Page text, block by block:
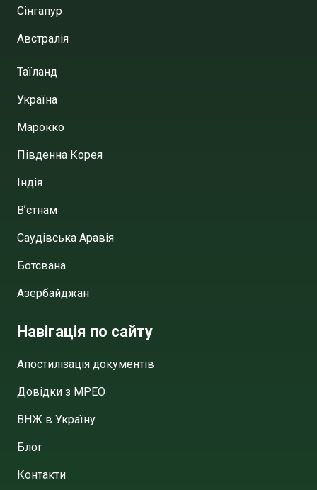
Сінгапур
Австралія
Таїланд
Україна
Марокко
Південна Корея
Індія
Вʼєтнам
Саудівська Аравія
Ботсвана
Азербайджан
Навігація по сайту
Апостилізація документів
Довідки з МРЕО
ВНЖ в Україну
Блог
Контакти